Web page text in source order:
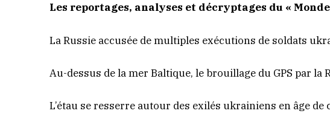
Les reportages, analyses et décryptages du «
La Russie accusée de multiples exécutions de soldats
Au-dessus de la mer Baltique, le brouillage du GPS par la
L’étau se resserre autour des exilés ukrainiens en âge de